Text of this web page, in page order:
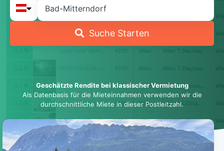
Suche Starten
Geschätzte Rendite bei klassischer Vermietung
Als Datenbasis für die Mieteinnahmen verwenden wir die
durchschnittliche Miete in dieser Postleitzahl.